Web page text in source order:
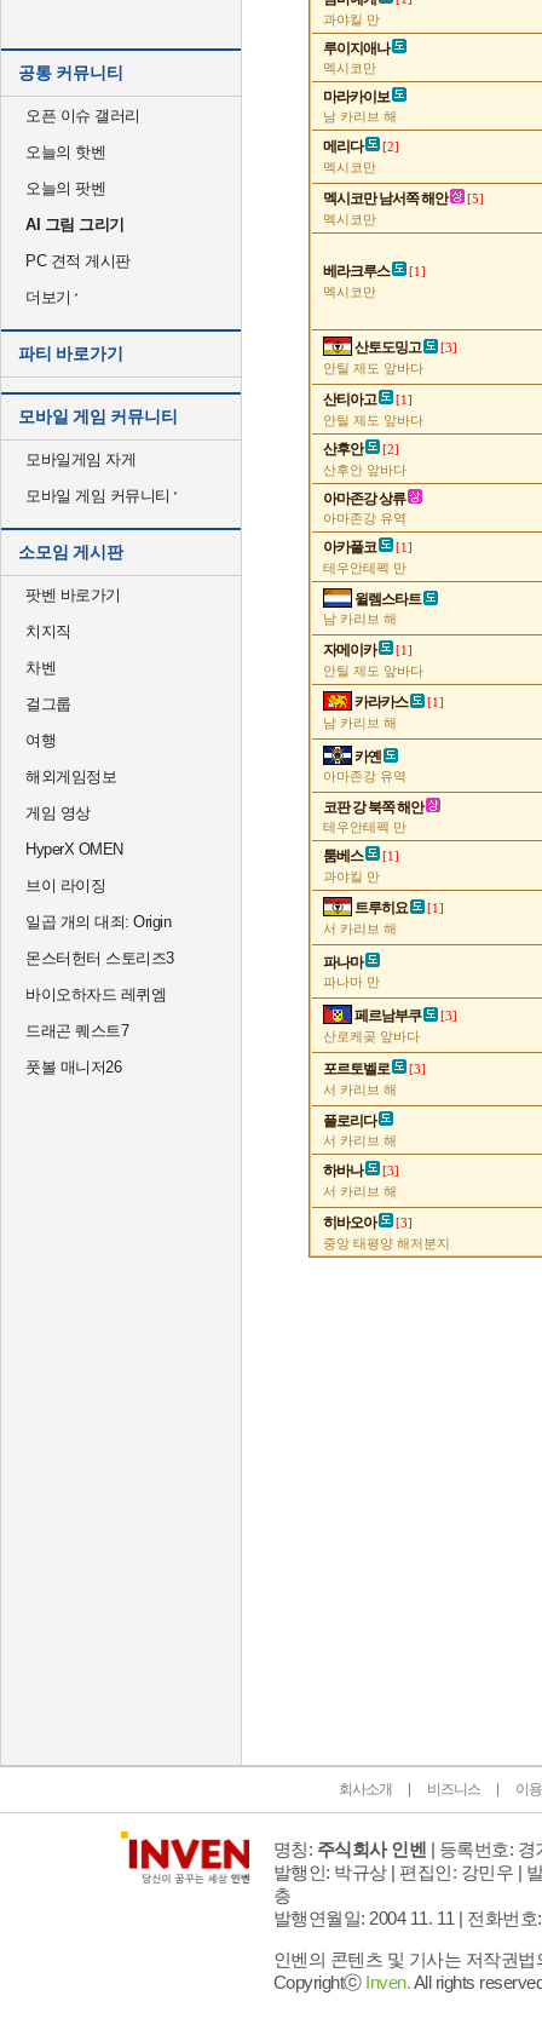
공통 커뮤니티
오픈 이슈 갤러리
오늘의 핫벤
오늘의 팟벤
AI 그림 그리기
PC 견적 게시판
더보기
파티 바로가기
모바일 게임 커뮤니티
모바일게임 자게
모바일 게임 커뮤니티
소모임 게시판
팟벤 바로가기
치지직
차벤
걸그룹
여행
해외게임정보
게임 영상
HyperX OMEN
브이 라이징
일곱 개의 대죄: Origin
몬스터헌터 스토리즈3
바이오하자드 레퀴엠
드래곤 퀘스트7
풋볼 매니저26
과야킬 만
루이지애나
멕시코만
마라카이보
남 카리브 해
메리다 [2]
멕시코만
멕시코만 남서쪽 해안 [5]
멕시코만
베라크루스 [1]
멕시코만
산토도밍고 [3]
안틸 제도 앞바다
산티아고 [1]
안틸 제도 앞바다
산후안 [2]
산후안 앞바다
아마존강 상류
아마존강 유역
아카풀코 [1]
테우안테펙 만
윌렘스타트
남 카리브 해
자메이카 [1]
안틸 제도 앞바다
카라카스 [1]
남 카리브 해
카옌
아마존강 유역
코판 강 북쪽 해안
테우안테펙 만
툼베스 [1]
과야킬 만
트루히요 [1]
서 카리브 해
파나마
파나마 만
페르남부쿠 [3]
산로케곶 앞바다
포르토벨로 [3]
서 카리브 해
플로리다
서 카리브 해
하바나 [3]
서 카리브 해
히바오아 [3]
중앙 태평양 해저분지
회사소개 비즈니스 이
명칭: 주식회사 인벤 | 등록번호: 경
발행인: 박규상 | 편집인: 강민우 |
층
발행연월일: 2004 11. 11 | 전화번호
인벤의 콘텐츠 및 기사는 저작권
Copyrightⓒ Inven.All rights